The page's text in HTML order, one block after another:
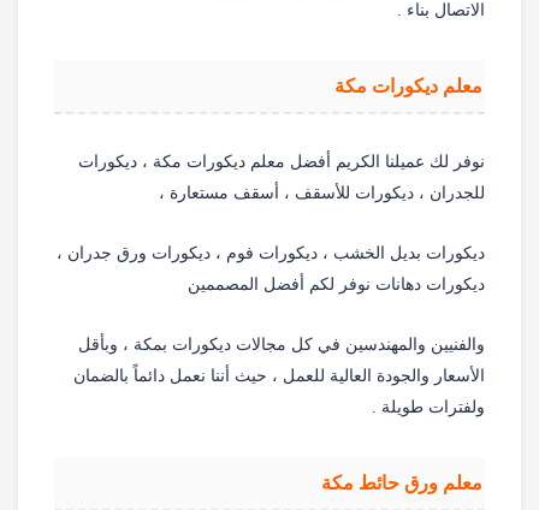
الاتصال بناء .
معلم ديكورات مكة
نوفر لك عميلنا الكريم أفضل معلم ديكورات مكة ، ديكورات
للجدران ، ديكورات للأسقف ، أسقف مستعارة ،
ديكورات بديل الخشب ، ديكورات فوم ، ديكورات ورق جدران ،
ديكورات دهانات نوفر لكم أفضل المصممين
والفنيين والمهندسين في كل مجالات ديكورات بمكة ، وبأقل
الأسعار والجودة العالية للعمل ، حيث أننا نعمل دائماً بالضمان
ولفترات طويلة .
معلم ورق حائط مكة